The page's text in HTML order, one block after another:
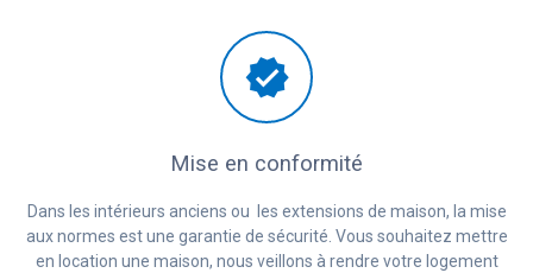
Mise en conformité
Dans les intérieurs anciens ou les extensions de maison, la mise
aux normes est une garantie de sécurité. Vous souhaitez mettre
en location une maison, nous veillons à rendre votre logement